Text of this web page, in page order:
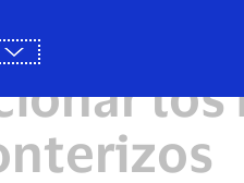
y Visa
los